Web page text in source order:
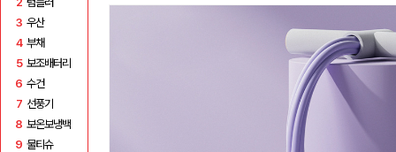
3 우산
4 부채
5 보조배터리
6 수건
7 선풍기
8 보온보냉백
9 물티슈